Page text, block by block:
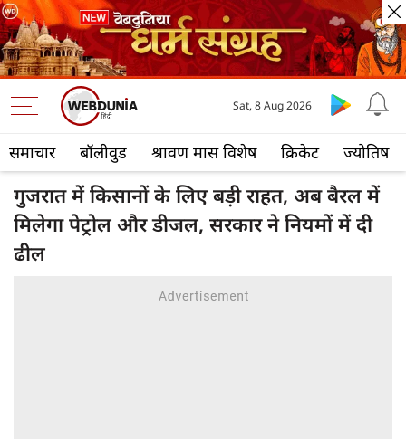
समाचार बॉलीवुड श्रावण मास विशेष क्रिकेट ज्योतिष
Sat, 8 Aug 2026
गुजरात में किसानों के लिए बड़ी राहत, अब बैरल में
मिलेगा पेट्रोल और डीजल, सरकार ने नियमों में दी
ढील